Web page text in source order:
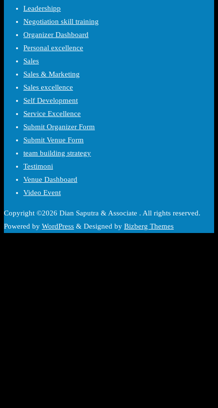
Leadershipp
Negotiation skill training
Organizer Dashboard
Personal excellence
Sales
Sales & Marketing
Sales excellence
Self Development
Service Excellence
Submit Organizer Form
Submit Venue Form
team building strategy
Testimoni
Venue Dashboard
Video Event
Copyright ©2026 Dian Saputra & Associate . All rights reserved.
Powered by WordPress & Designed by Bizberg Themes